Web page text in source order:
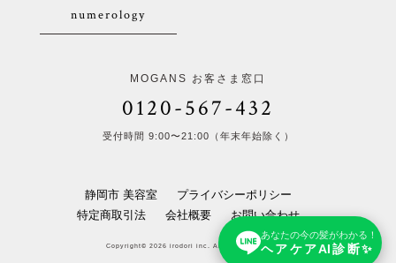
あなたの今の髪がわかる！
ヘアケアAI診断✨
numerology
MOGANS お客さま窓口
0120-567-432
受付時間 9:00〜21:00（年末年始除く）
静岡市 美容室
プライバシーポリシー
特定商取引法
会社概要 お問い合わせ
Copyright© 2026 irodori inc. All Rights Reserved.